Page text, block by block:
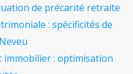
de précarité retraite
: spécificités de
immobilier : optimisation